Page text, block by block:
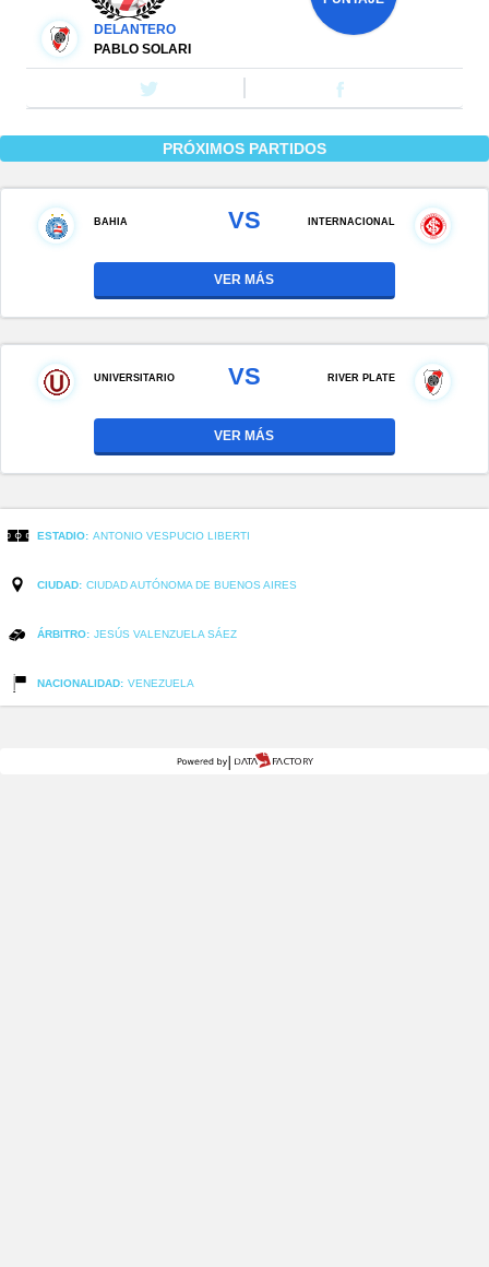
DELANTERO
PABLO SOLARI
PRÓXIMOS PARTIDOS
BAHIA VS INTERNACIONAL
VER MÁS
UNIVERSITARIO VS RIVER PLATE
VER MÁS
ESTADIO: ANTONIO VESPUCIO LIBERTI
CIUDAD: CIUDAD AUTÓNOMA DE BUENOS AIRES
ÁRBITRO: JESÚS VALENZUELA SÁEZ
NACIONALIDAD: VENEZUELA